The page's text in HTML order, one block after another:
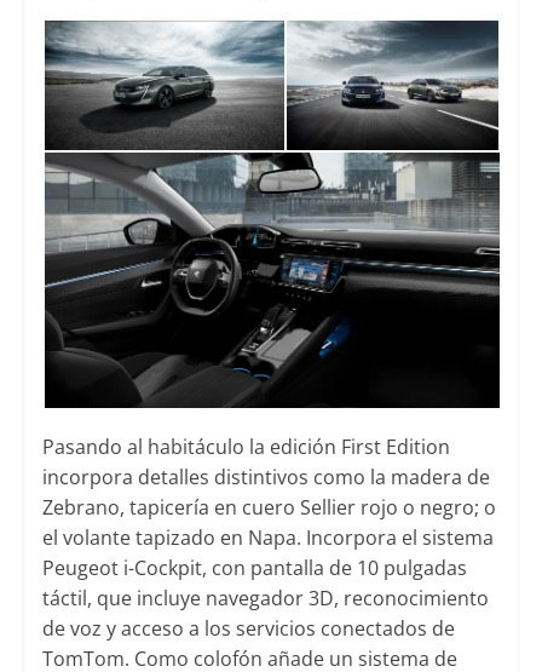
Pasando al habitáculo la edición First Edition
incorpora detalles distintivos como la madera de
Zebrano, tapicería en cuero Sellier rojo o negro; o
el volante tapizado en Napa. Incorpora el sistema
Peugeot i-Cockpit, con pantalla de 10 pulgadas
táctil, que incluye navegador 3D, reconocimiento
de voz y acceso a los servicios conectados de
TomTom. Como colofón añade un sistema de